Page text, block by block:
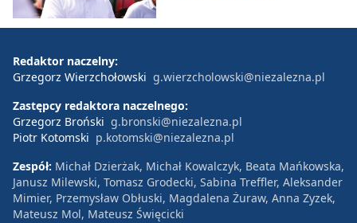
Redaktor naczelny:
Grzegorz Wierzchołowski g.wierzcholowski@niezalezna.pl
Zastępcy redaktora naczelnego:
Grzegorz Broński g.bronski@niezalezna.pl
Piotr Kotomski p.kotomski@niezalezna.pl
Zespół: Michał Dzierżak, Michał Kowalczyk, Beata Mańkowska,
Janusz Milewski, Tomasz Grodecki, Sabina Treffler, Aleksander
Mimier, Przemysław Obłuski, Magdalena Żuraw, Anna Zyzek,
Mateusz Mol, Mateusz Święcicki